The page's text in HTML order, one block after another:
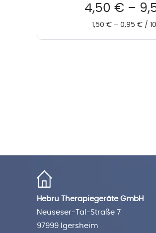
4,50 €–
1,50€ – 0,95€ /
Hebru Therapiegeräte GmbH
Neuseser-Tal-Straße 7
97999 Igersheim